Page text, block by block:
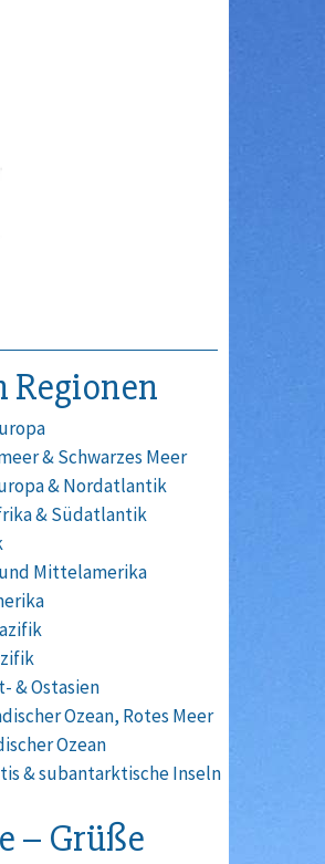
Regionen
& Schwarzes Meer
& Nordatlantik
& Südatlantik
Mittelamerika
& Ostasien
Ozean, Rotes Meer
Ozean
& subantarktische Inseln
– Grüße